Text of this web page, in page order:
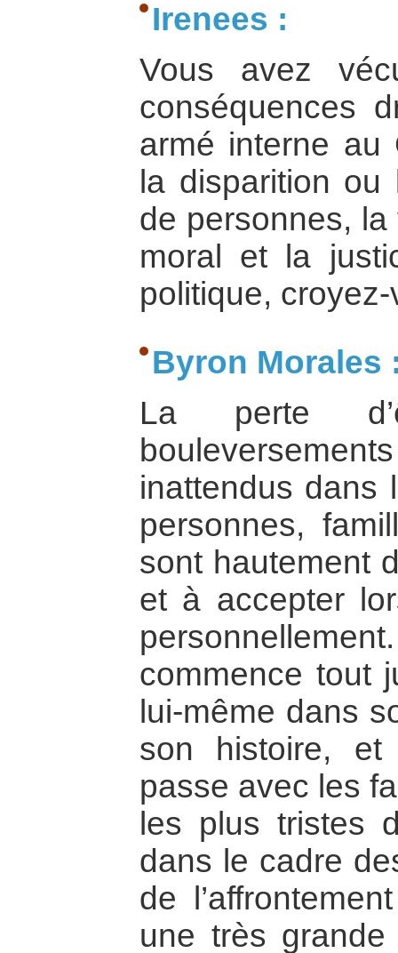
Irenees :
Vous avez
conséquences
armé interne au
la disparition
de personnes,
moral et la
politique,
Byron Morales
La perte
inattendus dans
personnes,
sont hautement
et à accepter
commence tout
lui-même dans
son histoire,
passe avec les
les plus tristes
dans le cadre
de
une très